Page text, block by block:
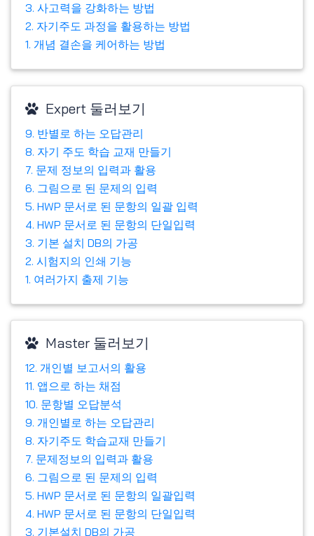
3. 사고력을 강화하는 방법
2. 자기주도 과정을 활용하는 방법
1. 개념 결손을 케어하는 방법
Expert 둘러보기
9. 반별로 하는 오답관리
8. 자기 주도 학습 교재 만들기
7. 문제 정보의 입력과 활용
6. 그림으로 된 문제의 입력
5. HWP 문서로 된 문항의 일괄 입력
4. HWP 문서로 된 문항의 단일입력
3. 기본 설치 DB의 가공
2. 시험지의 인쇄 기능
1. 여러가지 출제 기능
Master 둘러보기
12. 개인별 보고서의 활용
11. 앱으로 하는 채점
10. 문항별 오답분석
9. 개인별로 하는 오답관리
8. 자기주도 학습교재 만들기
7. 문제정보의 입력과 활용
6. 그림으로 된 문제의 입력
5. HWP 문서로 된 문항의 일괄입력
4. HWP 문서로 된 문항의 단일입력
3. 기본설치 DB의 가공